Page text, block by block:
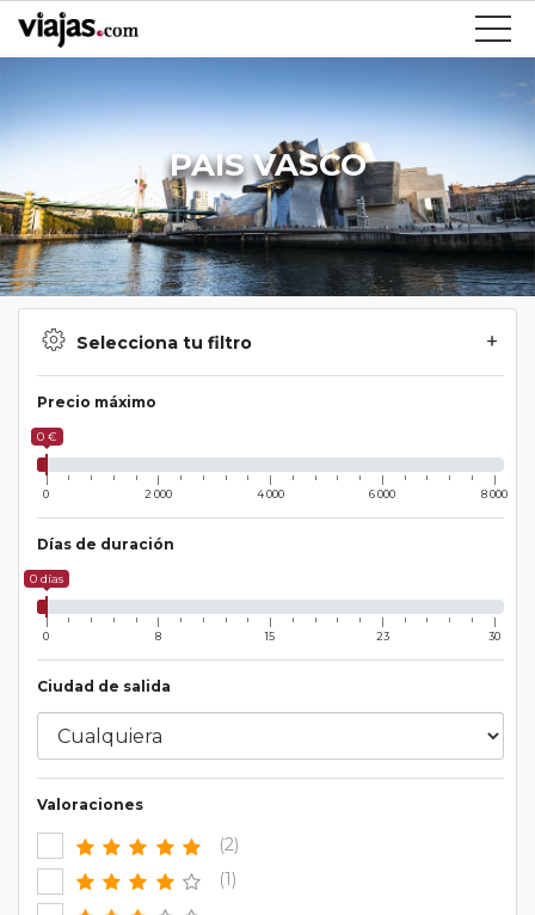
PAIS VASCO
Selecciona tu filtro
Precio máximo
0 €
0 2 000 4 000 6 000 8 000
Días de duración
0 días
0 8 15 23 30
Ciudad de salida
Valoraciones
(2)
(1)